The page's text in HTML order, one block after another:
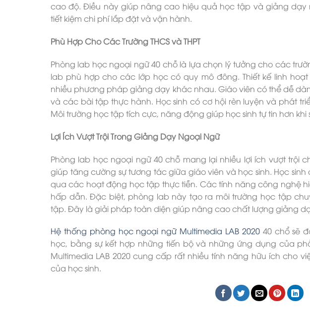
cao độ. Điều này giúp nâng cao hiệu quả học tập và giảng dạy
tiết kiệm chi phí lắp đặt và vận hành.
Phù Hợp Cho Các Trường THCS và THPT
Phòng lab học ngoại ngữ 40 chỗ là lựa chọn lý tưởng cho các
lab phù hợp cho các lớp học có quy mô đông. Thiết kế linh
nhiều phương pháp giảng dạy khác nhau. Giáo viên có thể dễ
và các bài tập thực hành. Học sinh có cơ hội rèn luyện và phát
Môi trường học tập tích cực, năng động giúp học sinh tự tin hơn khi
Lợi Ích Vượt Trội Trong Giảng Dạy Ngoại Ngữ
Phòng lab học ngoại ngữ 40 chỗ mang lại nhiều lợi ích vượt trội
giúp tăng cường sự tương tác giữa giáo viên và học sinh. Học
qua các hoạt động học tập thực tiễn. Các tính năng công nghệ
hấp dẫn. Đặc biệt, phòng lab này tạo ra môi trường học tập
tập. Đây là giải pháp toàn diện giúp nâng cao chất lượng giảng
Hệ thống phòng học ngoại ngữ Multimedia LAB 202040 chổ sẽ
học, bằng sự kết hợp những tiến bộ và những ứng dụng của
Multimedia LAB 2020 cung cấp rất nhiều tính năng hữu ích cho
của học sinh.